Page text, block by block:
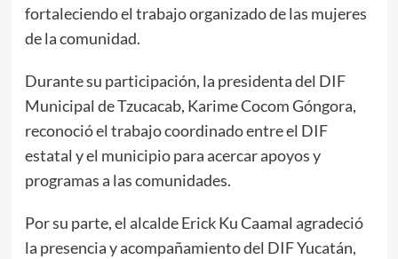
fortaleciendo el trabajo organizado de las mujeres
de la comunidad.
Durante su participación, la presidenta del DIF
Municipal de Tzucacab, Karime Cocom Góngora,
reconoció el trabajo coordinado entre el DIF
estatal y el municipio para acercar apoyos y
programas a las comunidades.
Por su parte, el alcalde Erick Ku Caamal agradeció
la presencia y acompañamiento del DIF Yucatán,